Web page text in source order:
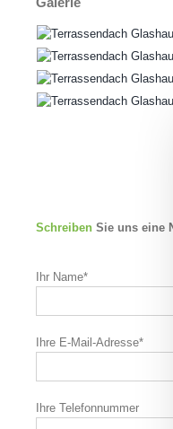
Schreiben Sie uns eine
Ihr Name*
Ihre E-Mail-Adresse*
Ihre Telefonnummer